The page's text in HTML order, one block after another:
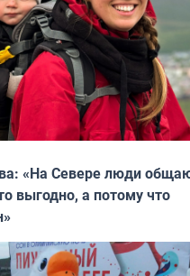
«На Севере люди
выгодно, а потому что